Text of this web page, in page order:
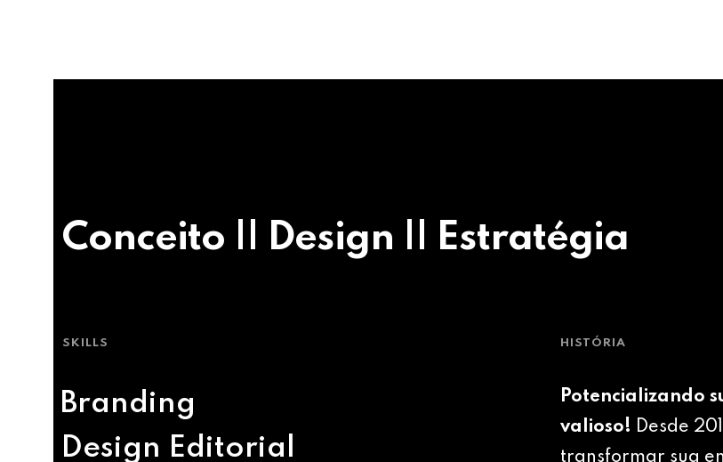
Conceito || Design || Estratégia
SKILLS
Branding
Design Editorial
HISTÓRIA
Potencializando
valioso! Desde
transformar sua